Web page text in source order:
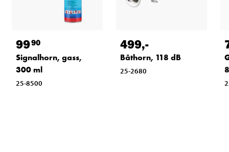
9990
Signalhorn, gass,
300 ml
25-8500
499,-
Båthorn, 118 dB
25-2680